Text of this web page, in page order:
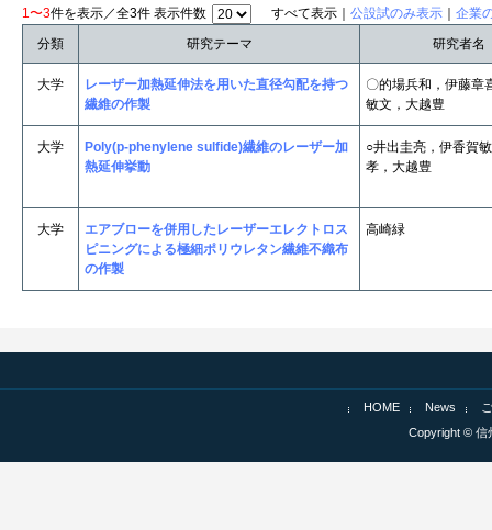
1〜3件を表示／全3件 表示件数 すべて表示｜ 公設試のみ表示
企業
分類
研究テーマ 研究者名
大学
レーザー加熱延伸法を用いた直径勾配を持つ
繊維の作製
〇的場兵和，伊藤章
敏文，大越豊
大学
Poly(p-phenylene sulfide)繊維のレーザー加
熱延伸挙動
○井出圭亮，伊香賀
孝，大越豊
大学
エアブローを併用したレーザーエレクトロス
ピニングによる極細ポリウレタン繊維不織布
の作製
高崎緑
HOME News
Copyright © 信